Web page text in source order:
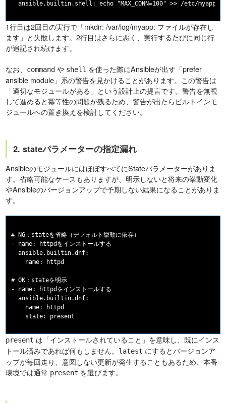
1行目は2回目の実行で「mkdir: /var/log/myapp: ファイルが存在し
ます」と失敗します。2行目はさらに悪く、実行するたびに同じ行
が追記され続けます。
なお、
command や shell を使った際にAnsibleが出す「prefer
ansible module」系の警告を見かけることがあります。この警告は
「適切なモジュールがある」という設計上の提言です。警告を無視
して進めると冪等性の問題が残るため、警告が出たらビルトインモ
ジュールへの置き換えを検討してください。
2. stateパラメーターの指定漏れ
AnsibleのモジュールにはほぼすべてにStateパラメーターがありま
す。省略可能なケースもありますが、明示しないと将来の挙動変化
やAnsibleのバージョンアップで予期しない結果になることがありま
す。
# NG：stateを省略（デフォルト挙動に依存）
- name: httpdをインストールする
  ansible.builtin.dnf:
    name: httpd
# OK：stateを明示
- name: httpdをインストールする
  ansible.builtin.dnf:
    name: httpd
present は「インストールされていること」を意味し、既にインス
トール済みであれば何もしません。
latest にするとバージョンア
ップが毎回走り、意図しない更新が発生することもあるため、本番
環境では通常 present を選びます。